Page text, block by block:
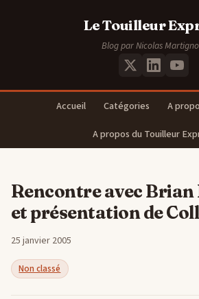
Le Touilleur
Blog par Nicolas
Accueil Catégories
A
A propos du Touilleur
Rencontre avec
et présentation de
25 janvier 2005
Non classé